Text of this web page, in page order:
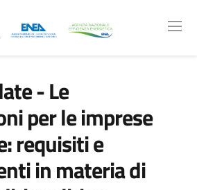
- Le
per le imprese
requisiti e
in materia di